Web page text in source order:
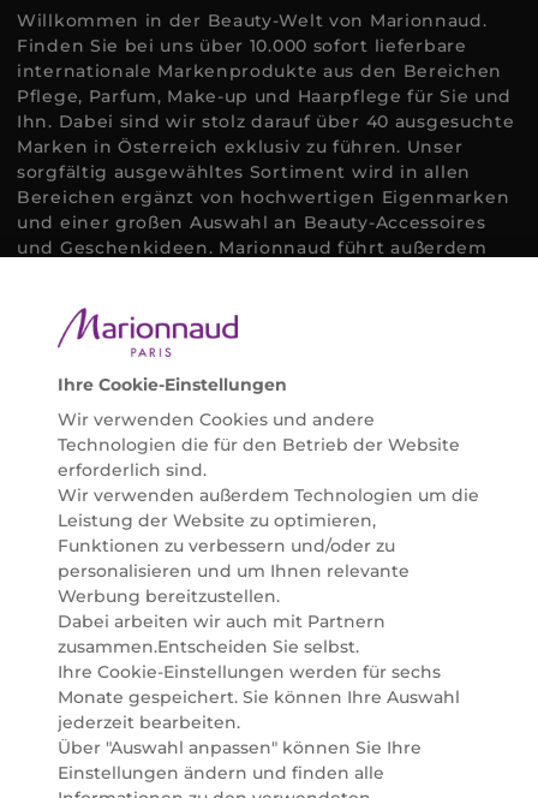
Willkommen in der Beauty-Welt von Marionnaud.
Finden Sie bei uns über 10.000 sofort lieferbare
internationale Markenprodukte aus den Bereichen
Pflege, Parfum, Make-up und Haarpflege für Sie und
Ihn. Dabei sind wir stolz darauf über 40 ausgesuchte
Marken in Österreich exklusiv zu führen. Unser
sorgfältig ausgewähltes Sortiment wird in allen
Bereichen ergänzt von hochwertigen Eigenmarken
und einer großen Auswahl an Beauty-Accessoires
und Geschenkideen. Marionnaud führt außerdem
Bedürfnissen individuell mit der perfekten Lösung
helfen zu können. Entdecken Sie auch unsere
Online Beauty Beratungen und bestellen Sie ganz
einfach alles für Ihre Beauty Routine direkt nach
Hause oder in Ihre Wunsch-Parfümerie liefern.
BERATUNG & EXPERTISE
Marionnaud wurde im Jahr 1984 in Paris gegründet
und ist seit 2001 in Österreich vertreten. Mit rund 80
Parfümerien und unserem Online Shop sind wir
Marktführer im selektiven Beautyhandel in
Österreich. Seit 2023 liefern wir auch nach
Deutschland. Durch abwechselnde Aktionen und
attraktive Angebote zu allen Anlässen finden Sie bei
Marionnaud alles, was Beauty Herzen höherschlagen
lässt. Wir glauben fest daran, dass Freude auf viele
Arten geschaffen werden kann. Vom beruhigenden
und pflegenden Gefühl Ihrer Lieblingsaugencreme
bis zur positiven Verpflichtung zu nachhaltigen
Ihre Cookie-Einstellungen
Wir verwenden Cookies und andere
Technologien die für den Betrieb der Website
erforderlich sind.
Wir verwenden außerdem Technologien um die
Leistung der Website zu optimieren,
Funktionen zu verbessern und/oder zu
personalisieren und um Ihnen relevante
Werbung bereitzustellen.
Dabei arbeiten wir auch mit Partnern
zusammen.Entscheiden Sie selbst.
Ihre Cookie-Einstellungen werden für sechs
Monate gespeichert. Sie können Ihre Auswahl
jederzeit bearbeiten.
Über "Auswahl anpassen" können Sie Ihre
Einstellungen ändern und finden alle